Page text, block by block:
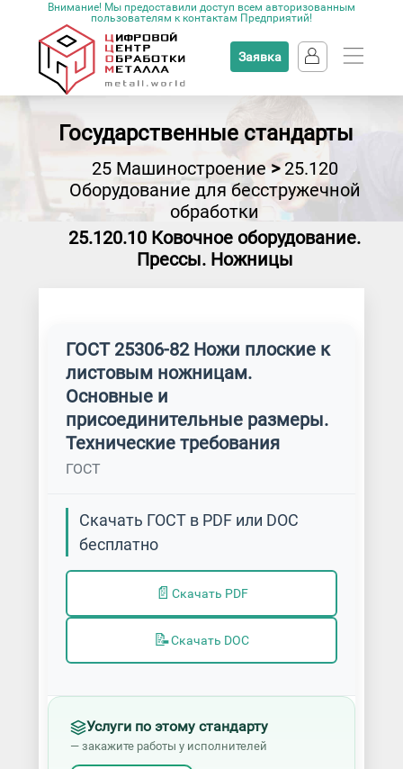
Внимание! Мы предоставили доступ всем авторизованным
пользователям к контактам Предприятий!
Заявка
Государственные стандарты
25 Машиностроение>25.120
Оборудование для бесстружечной
обработки
25.120.10 Ковочное оборудование.
Прессы. Ножницы
ГОСТ 25306-82 Ножи плоские к
листовым ножницам.
Основные и
присоединительные размеры.
Технические требования
ГОСТ
Скачать ГОСТ в PDF или DOC
бесплатно
📄 Скачать PDF
📝Скачать DOC
Услуги по этому стандарту
— закажите работы у исполнителей